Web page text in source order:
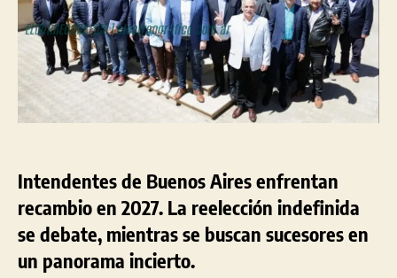
la
Intendentes de Buenos Aires enfrentan
recambio en 2027. La reelección indefinida
se debate, mientras se buscan sucesores en
un panorama incierto.